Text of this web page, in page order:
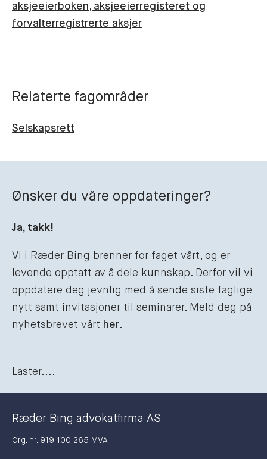
aksjeeierboken, aksjeeierregisteret og
forvalterregistrerte aksjer
Relaterte fagområder
Selskapsrett
Ønsker du våre oppdateringer?
Ja, takk!
Vi i Ræder Bing brenner for faget vårt, og er
levende opptatt av å dele kunnskap. Derfor vil vi
oppdatere deg jevnlig med å sende siste faglige
nytt samt invitasjoner til seminarer. Meld deg på
nyhetsbrevet vårt her.
Laster....
Ræder Bing advokatfirma AS
Org. nr. 919 100 265 MVA